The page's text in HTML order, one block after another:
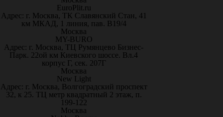
EuroPlit.ru
Адрес: г. Москва, ТК Славянский Стан, 41
км МКАД, 1 линия, пав. В19/4
Москва
MY-BURO
Адрес: г. Москва, ТЦ Румянцево Бизнес-
Парк. 22ой км Киевского шоссе. Вл.4
корпус Г, сек. 207Г
Москва
New Light
Адрес: г. Москва, Волгоградский проспект
32, к 25. ТЦ метр квадратный 2 этаж, п.
199-122
Москва